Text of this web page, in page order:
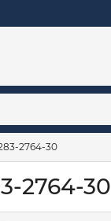
2764-30
2764-30